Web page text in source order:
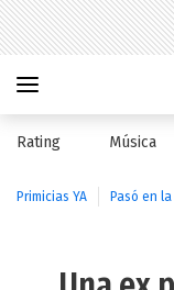
Rating Música
Primicias YA Pasó en la